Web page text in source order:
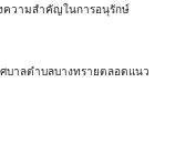
ามสำคัญในการอนุรักษ์
าลตำบลบางทรายตลอดแนว